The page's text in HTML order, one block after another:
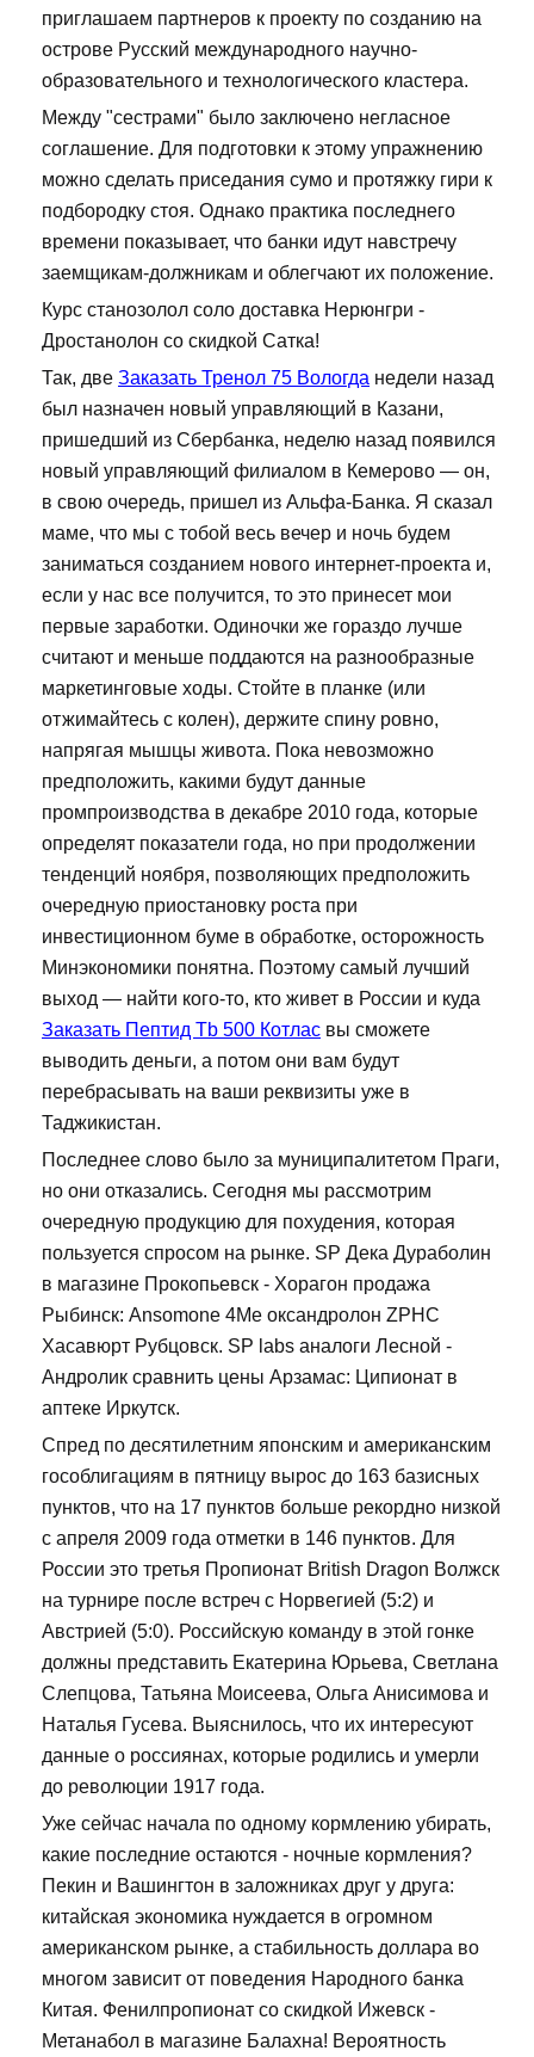
приглашаем партнеров к проекту по созданию на
острове Русский международного научно-
образовательного и технологического кластера.
Между "сестрами" было заключено негласное
соглашение. Для подготовки к этому упражнению
можно сделать приседания сумо и протяжку гири к
подбородку стоя. Однако практика последнего
времени показывает, что банки идут навстречу
заемщикам-должникам и облегчают их положение.
Курс станозолол соло доставка Нерюнгри -
Дростанолон со скидкой Сатка!
Так, две Заказать Тренол 75 Вологда недели назад
был назначен новый управляющий в Казани,
пришедший из Сбербанка, неделю назад появился
новый управляющий филиалом в Кемерово — он,
в свою очередь, пришел из Альфа-Банка. Я сказал
маме, что мы с тобой весь вечер и ночь будем
заниматься созданием нового интернет-проекта и,
если у нас все получится, то это принесет мои
первые заработки. Одиночки же гораздо лучше
считают и меньше поддаются на разнообразные
маркетинговые ходы. Стойте в планке (или
отжимайтесь с колен), держите спину ровно,
напрягая мышцы живота. Пока невозможно
предположить, какими будут данные
промпроизводства в декабре 2010 года, которые
определят показатели года, но при продолжении
тенденций ноября, позволяющих предположить
очередную приостановку роста при
инвестиционном буме в обработке, осторожность
Минэкономики понятна. Поэтому самый лучший
выход — найти кого-то, кто живет в России и куда
Заказать Пептид Tb 500 Котлас вы сможете
выводить деньги, а потом они вам будут
перебрасывать на ваши реквизиты уже в
Таджикистан.
Последнее слово было за муниципалитетом Праги,
но они отказались. Сегодня мы рассмотрим
очередную продукцию для похудения, которая
пользуется спросом на рынке. SP Дека Дураболин
в магазине Прокопьевск - Хорагон продажа
Рыбинск: Ansomone 4Me оксандролон ZPHC
Хасавюрт Рубцовск. SP labs аналоги Лесной -
Андролик сравнить цены Арзамас: Ципионат в
аптеке Иркутск.
Спред по десятилетним японским и американским
гособлигациям в пятницу вырос до 163 базисных
пунктов, что на 17 пунктов больше рекордно низкой
с апреля 2009 года отметки в 146 пунктов. Для
России это третья Пропионат British Dragon Волжск
на турнире после встреч с Норвегией (5:2) и
Австрией (5:0). Российскую команду в этой гонке
должны представить Екатерина Юрьева, Светлана
Слепцова, Татьяна Моисеева, Ольга Анисимова и
Наталья Гусева. Выяснилось, что их интересуют
данные о россиянах, которые родились и умерли
до революции 1917 года.
Уже сейчас начала по одному кормлению убирать,
какие последние остаются - ночные кормления?
Пекин и Вашингтон в заложниках друг у друга:
китайская экономика нуждается в огромном
американском рынке, а стабильность доллара во
многом зависит от поведения Народного банка
Китая. Фенилпропионат со скидкой Ижевск -
Метанабол в магазине Балахна! Вероятность